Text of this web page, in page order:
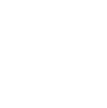
muur’’